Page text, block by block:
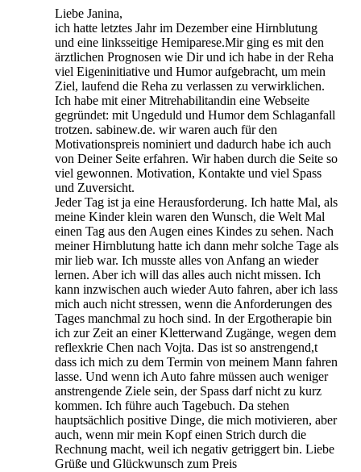
Liebe Janina,
ich hatte letztes Jahr im Dezember eine Hirnblutung
und eine linksseitige Hemiparese.Mir ging es mit den
ärztlichen Prognosen wie Dir und ich habe in der Reha
viel Eigeninitiative und Humor aufgebracht, um mein
Ziel, laufend die Reha zu verlassen zu verwirklichen.
Ich habe mit einer Mitrehabilitandin eine Webseite
gegründet: mit Ungeduld und Humor dem Schlaganfall
trotzen. sabinew.de. wir waren auch für den
Motivationspreis nominiert und dadurch habe ich auch
von Deiner Seite erfahren. Wir haben durch die Seite so
viel gewonnen. Motivation, Kontakte und viel Spass
und Zuversicht.
Jeder Tag ist ja eine Herausforderung. Ich hatte Mal, als
meine Kinder klein waren den Wunsch, die Welt Mal
einen Tag aus den Augen eines Kindes zu sehen. Nach
meiner Hirnblutung hatte ich dann mehr solche Tage als
mir lieb war. Ich musste alles von Anfang an wieder
lernen. Aber ich will das alles auch nicht missen. Ich
kann inzwischen auch wieder Auto fahren, aber ich lass
mich auch nicht stressen, wenn die Anforderungen des
Tages manchmal zu hoch sind. In der Ergotherapie bin
ich zur Zeit an einer Kletterwand Zugänge, wegen dem
reflexkrie Chen nach Vojta. Das ist so anstrengend,t
dass ich mich zu dem Termin von meinem Mann fahren
lasse. Und wenn ich Auto fahre müssen auch weniger
anstrengende Ziele sein, der Spass darf nicht zu kurz
kommen. Ich führe auch Tagebuch. Da stehen
hauptsächlich positive Dinge, die mich motivieren, aber
auch, wenn mir mein Kopf einen Strich durch die
Rechnung macht, weil ich negativ getriggert bin. Liebe
Grüße und Glückwunsch zum Preis